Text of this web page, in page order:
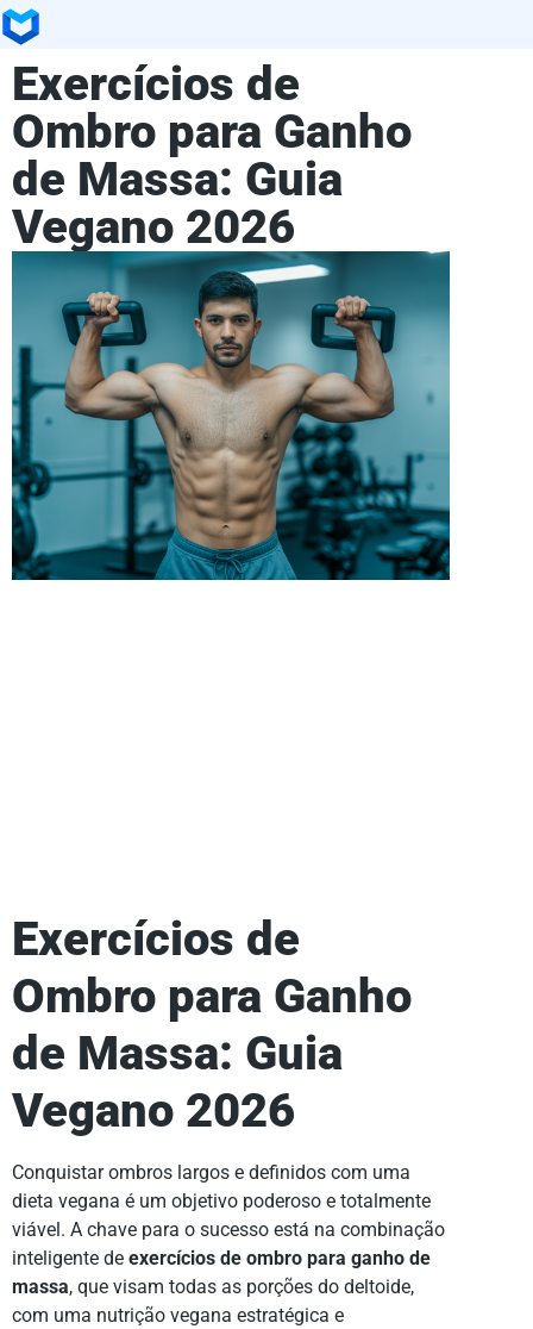
Exercícios de
Ombro para Ganho
de Massa: Guia
Vegano 2026
Exercícios de
Ombro para Ganho
de Massa: Guia
Vegano 2026
Conquistar ombros largos e definidos com uma
dieta vegana é um objetivo poderoso e totalmente
viável. A chave para o sucesso está na combinação
inteligente de exercícios de ombro para ganho de
massa, que visam todas as porções do deltoide,
com uma nutrição vegana estratégica e